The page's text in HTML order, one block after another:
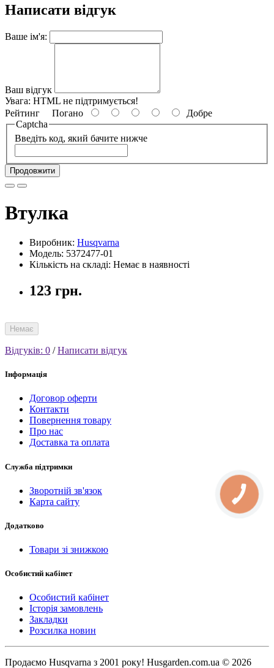
Написати відгук
Ваше ім'я:
Ваш відгук
Увага: HTML не підтримується!
Рейтинг Погано
Добре
Captcha
Введіть код, який бачите нижче
Продовжити
Втулка
Виробник: Husqvarna
Модель: 5372477-01
Кількість на складі: Немає в наявності
123 грн.
Немає
Відгуків: 0 /Написати відгук
Інформація
Договор оферти
Контакти
Повернення товару
Про нас
Доставка та оплата
Служба підтримки
Зворотній зв'язок
Карта сайту
Додатково
Товари зі знижкою
Особистий кабінет
Особистий кабінет
Історія замовлень
Закладки
Розсилка новин
Продаємо Нusqvarna з 2001 року! Husgarden.com.ua © 2026
КНОПКА
СВЯЗИ